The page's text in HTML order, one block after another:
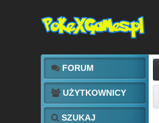
FORUM
UŻYTKOWNICY
SZUKAJ